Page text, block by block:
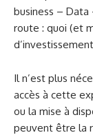
business –
route : quoi (et
Il n’est plus
accès à cette
ou la mise à
peuvent être la